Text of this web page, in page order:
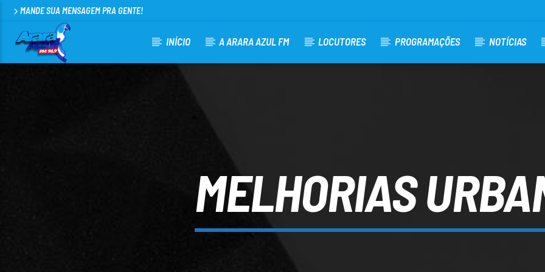
MANDE SUA MENSAGEM PRA GENTE!
INÍCIO A ARARA AZUL FM LOCUTORES PROGRAMAÇÕES NOTÍCIAS
MELHORIAS